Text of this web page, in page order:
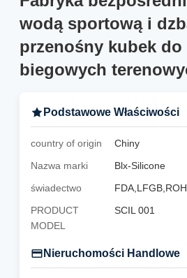
wodą sportową i
przenośny kubek
biegowych
Podstawowe Właściwości
country of origin
Chiny
Nazwa marki
Blx-Silicone
świadectwo
PRODUCT
MODEL
SCIL 001
Nieruchomości Handlowe